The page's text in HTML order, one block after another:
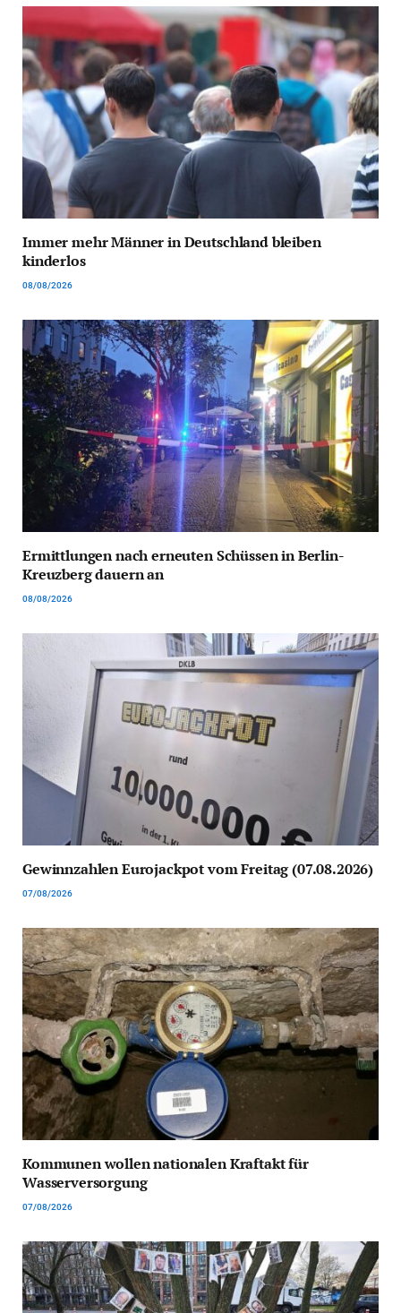
Immer mehr Männer in Deutschland bleiben
kinderlos
08/08/2026
Ermittlungen nach erneuten Schüssen in Berlin-
Kreuzberg dauern an
08/08/2026
Gewinnzahlen Eurojackpot vom Freitag (07.08.2026)
07/08/2026
Kommunen wollen nationalen Kraftakt für
Wasserversorgung
07/08/2026